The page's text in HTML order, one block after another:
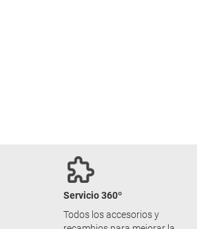
Servicio 360º
Todos los accesorios y